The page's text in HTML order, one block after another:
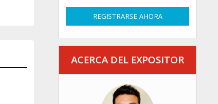
REGISTRARSE AHORA
ACERCA DEL EXPOSITOR